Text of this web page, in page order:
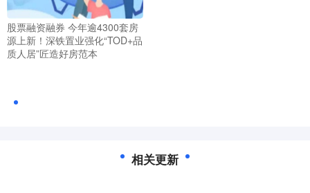
股票融资融券 今年逾4300套房
源上新！深铁置业强化“TOD+品
质人居”匠造好房范本
相关更新